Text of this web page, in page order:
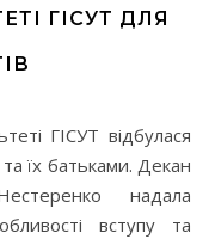
ГІСУТ ДЛЯ
їх батьками. Декан
надала
вступу та